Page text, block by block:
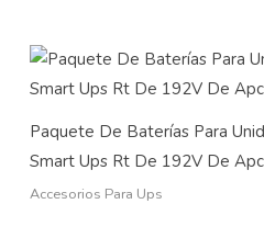
Paquete De Baterías Para
Smart Ups Rt De 192V De Apc
Accesorios Para Ups